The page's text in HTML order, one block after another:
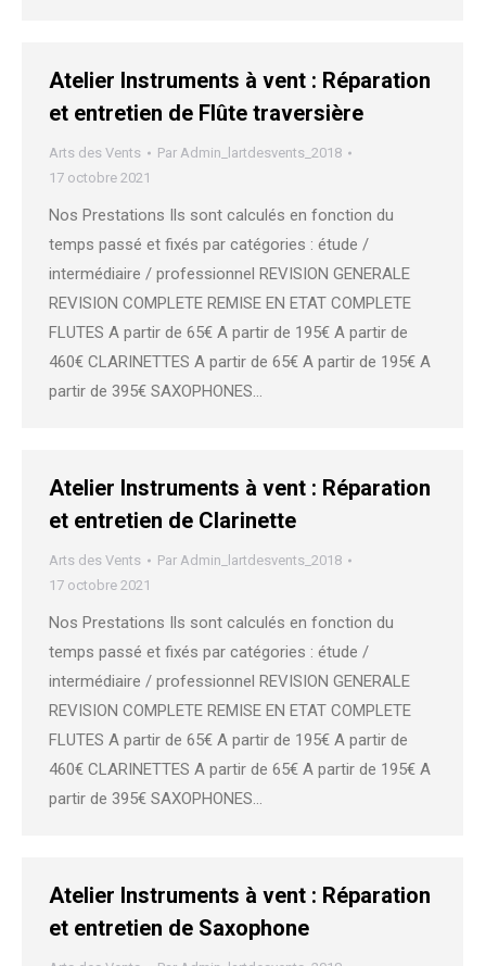
Atelier Instruments à vent : Réparation
et entretien de Flûte traversière
Arts des Vents Par Admin_lartdesvents_2018
17 octobre 2021
Nos Prestations Ils sont calculés en fonction du
temps passé et fixés par catégories : étude /
intermédiaire / professionnel REVISION GENERALE
REVISION COMPLETE REMISE EN ETAT COMPLETE
FLUTES A partir de 65€ A partir de 195€ A partir de
460€ CLARINETTES A partir de 65€ A partir de 195€ A
partir de 395€ SAXOPHONES…
Atelier Instruments à vent : Réparation
et entretien de Clarinette
Arts des Vents Par Admin_lartdesvents_2018
17 octobre 2021
Nos Prestations Ils sont calculés en fonction du
temps passé et fixés par catégories : étude /
intermédiaire / professionnel REVISION GENERALE
REVISION COMPLETE REMISE EN ETAT COMPLETE
FLUTES A partir de 65€ A partir de 195€ A partir de
460€ CLARINETTES A partir de 65€ A partir de 195€ A
partir de 395€ SAXOPHONES…
Atelier Instruments à vent : Réparation
et entretien de Saxophone